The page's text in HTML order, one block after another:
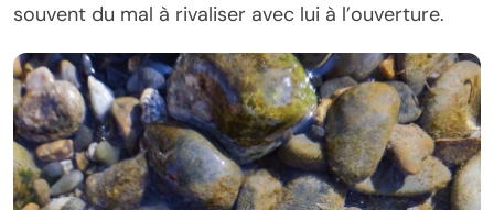
souvent du mal à rivaliser avec lui à l’ouverture.